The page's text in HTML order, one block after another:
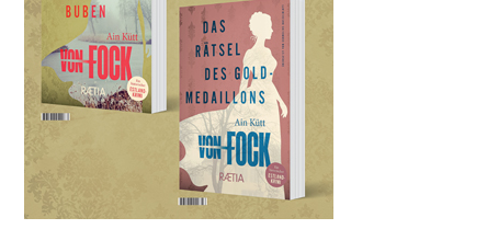
Laute Wasser
27.08.2026, Zeit: 19:30 Uhr